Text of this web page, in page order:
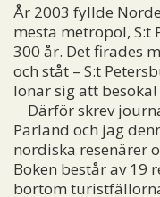
År 2003 fyllde
mesta metropol, S:t
300 år. Det firades
och ståt – S:t
lönar sig att besöka!
Därför skrev
Parland och jag
nordiska resenärer
Boken består av 19
bortom